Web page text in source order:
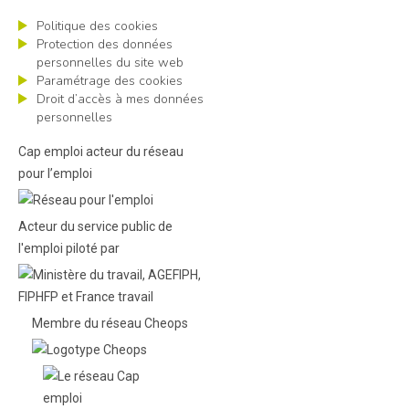
Politique des cookies
Protection des données
personnelles du site web
Paramétrage des cookies
Droit d’accès à mes données
personnelles
Cap emploi acteur du réseau
pour l’emploi
Acteur du service public de
l'emploi piloté par
Membre du réseau Cheops